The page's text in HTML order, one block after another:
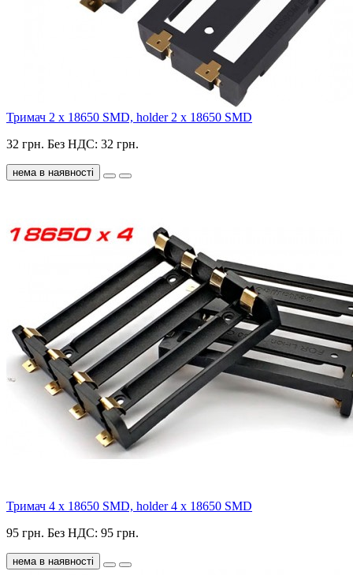
Тримач 2 х 18650 SMD, holder 2 x 18650 SMD
32 грн. Без НДС: 32 грн.
нема в наявності
Тримач 4 х 18650 SMD, holder 4 x 18650 SMD
95 грн. Без НДС: 95 грн.
нема в наявності